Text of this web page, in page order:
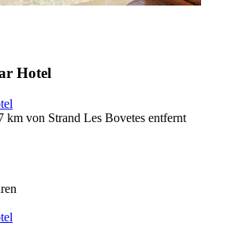
Hotel
km von Strand Les Bovetes entfernt